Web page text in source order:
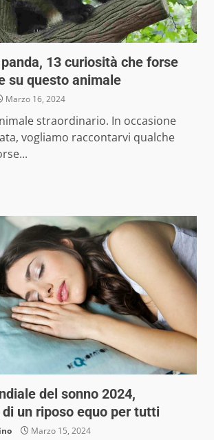
13 curiosità che forse
su questo animale
Marzo 16, 2024
straordinario. In occasione
vogliamo raccontarvi qualche
del sonno 2024,
di un riposo equo per tutti
Marzo 15, 2024